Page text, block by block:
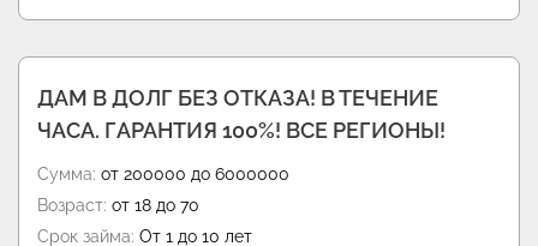
ДАМ В ДОЛГ БЕЗ ОТКАЗА! В ТЕЧЕНИЕ
ЧАСА. ГАРАНТИЯ 100%! ВСЕ РЕГИОНЫ!
Сумма: от 200000 до 6000000
Возраст: от 18 до 70
Срок займа: От 1 до 10 лет